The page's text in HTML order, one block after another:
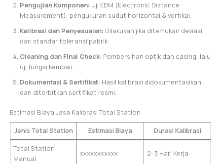
Pengujian Komponen: Uji EDM (Electronic Distance
Measurement), pengukuran sudut horizontal & vertikal.
Kalibrasi dan Penyesuaian: Dilakukan jika ditemukan deviasi
dari standar toleransi pabrik.
Cleaning dan Final Check: Pembersihan optik dan casing, lalu
uji fungsi kembali.
Dokumentasi & Sertifikat: Hasil kalibrasi didokumentasikan
dan diterbitkan sertifikat resmi.
Estimasi Biaya Jasa Kalibrasi Total Station
Jenis Total Station Estimasi Biaya
Durasi Kalibrasi
Total Station
Manual
xxxxxxxxxxx 2–3 Hari Kerja